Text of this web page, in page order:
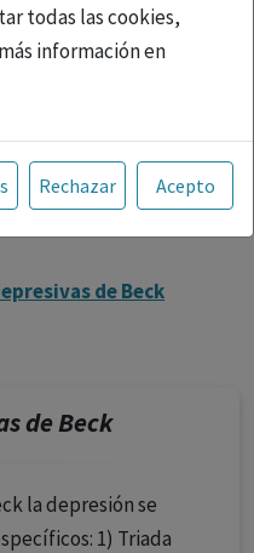
todas las cookies,
información en
Página Web está
español y, por
sanitarios legalmente
medicamentos
informativo,
y decidir, en cada
adecuado a las
Rechazar Acepto
de Beck
de Beck
la depresión se
1) Triada